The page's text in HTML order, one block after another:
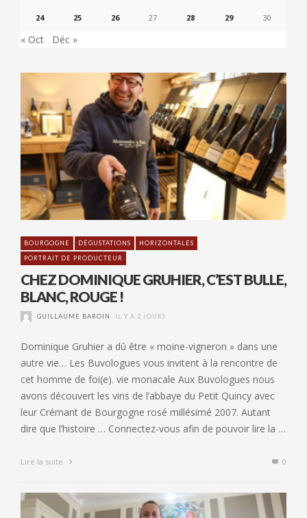
24 25 26 27 28 29 30
« Oct Déc »
BOURGOGNE DÉGUSTATIONS
HORIZONTALES
PORTRAIT DE PRODUCTEUR
CHEZ DOMINIQUE GRUHIER, C’EST BULLE,
BLANC, ROUGE !
GUILLAUME BAROIN IL Y A 2 JOURS
Dominique Gruhier a dû être « moine-vigneron » dans une
autre vie… Les Buvologues vous invitent à la rencontre de
cet homme de foi(e). vie monacale Aux Buvologues nous
avons découvert les vins de l’abbaye du Petit Quincy avec
leur Crémant de Bourgogne rosé millésimé 2007. Autant
dire que l’histoire … Connectez-vous afin de pouvoir lire la …
Lire la suite 0